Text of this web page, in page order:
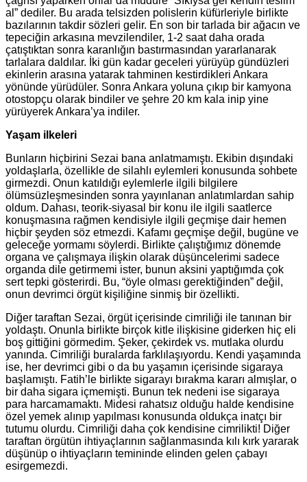
al” dediler. Bu arada telsizden polislerin küfürleriyle birlikte
bazılarının takdir sözleri gelir. En son bir tarlada bir ağacın ve
tepeciğin arkasına mevzilendiler, 1-2 saat daha orada
çatıştıktan sonra karanlığın bastırmasından yararlanarak
tarlalara daldılar. İki gün kadar geceleri yürüyüp gündüzleri
ekinlerin arasına yatarak tahminen kestirdikleri Ankara
yönünde yürüdüler. Sonra Ankara yoluna çıkıp bir kamyona
otostopçu olarak bindiler ve şehre 20 km kala inip yine
yürüyerek Ankara’ya indiler.
Yaşam ilkeleri
Bunların hiçbirini Sezai bana anlatmamıştı. Ekibin dışındaki
yoldaşlarla, özellikle de silahlı eylemleri konusunda sohbete
girmezdi. Onun katıldığı eylemlerle ilgili bilgilere
ölümsüzleşmesinden sonra yayınlanan anlatımlardan sahip
oldum. Dahası, teorik-siyasal bir konu ile ilgili saatlerce
konuşmasına rağmen kendisiyle ilgili geçmişe dair hemen
hiçbir şeyden söz etmezdi. Kafamı geçmişe değil, bugüne ve
geleceğe yormamı söylerdi. Birlikte çalıştığımız dönemde
organa ve çalışmaya ilişkin olarak düşüncelerimi sadece
organda dile getirmemi ister, bunun aksini yaptığımda çok
sert tepki gösterirdi. Bu, “öyle olması gerektiğinden” değil,
onun devrimci örgüt kişiliğine sinmiş bir özellikti.
Diğer taraftan Sezai, örgüt içerisinde cimriliği ile tanınan bir
yoldaştı. Onunla birlikte birçok kitle ilişkisine giderken hiç eli
boş gittiğini görmedim. Şeker, çekirdek vs. mutlaka olurdu
yanında. Cimriliği buralarda farklılaşıyordu. Kendi yaşamında
ise, her devrimci gibi o da bu yaşamın içerisinde sigaraya
başlamıştı. Fatih’le birlikte sigarayı bırakma kararı almışlar, o
bir daha sigara içmemişti. Bunun tek nedeni ise sigaraya
para harcamamaktı. Midesi rahatsız olduğu halde kendisine
özel yemek alınıp yapılması konusunda oldukça inatçı bir
tutumu olurdu. Cimriliği daha çok kendisine cimrilikti! Diğer
taraftan örgütün ihtiyaçlarının sağlanmasında kılı kırk yararak
düşünüp o ihtiyaçların temininde elinden gelen çabayı
esirgemezdi.